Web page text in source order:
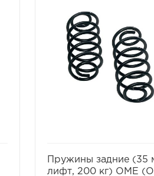
Пружины задние (35
лифт, 200 кг) OME